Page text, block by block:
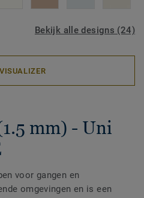
Bekijk alle designs (24)
mm) - Uni
voor gangen en
omgevingen en is een